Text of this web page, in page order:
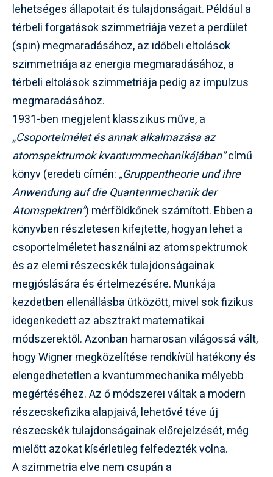
lehetséges állapotait és tulajdonságait. Például a
térbeli forgatások szimmetriája vezet a perdület
(spin) megmaradásához, az időbeli eltolások
szimmetriája az energia megmaradásához, a
térbeli eltolások szimmetriája pedig az impulzus
megmaradásához.
1931-ben megjelent klasszikus műve, a
„Csoportelmélet és annak alkalmazása az
atomspektrumok kvantummechanikájában”című
könyv (eredeti címén:„Gruppentheorie und ihre
Anwendung auf die Quantenmechanik der
Atomspektren”) mérföldkőnek számított. Ebben a
könyvben részletesen kifejtette, hogyan lehet a
csoportelméletet használni az atomspektrumok
és az elemi részecskék tulajdonságainak
megjóslására és értelmezésére. Munkája
kezdetben ellenállásba ütközött, mivel sok fizikus
idegenkedett az absztrakt matematikai
módszerektől. Azonban hamarosan világossá vált,
hogy Wigner megközelítése rendkívül hatékony és
elengedhetetlen a kvantummechanika mélyebb
megértéséhez. Az ő módszerei váltak a modern
részecskefizika alapjaivá, lehetővé téve új
részecskék tulajdonságainak előrejelzését, még
mielőtt azokat kísérletileg felfedezték volna.
A szimmetria elve nem csupán a